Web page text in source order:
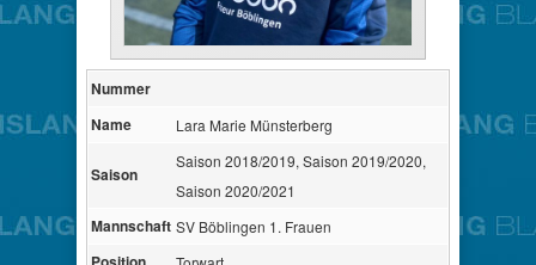
Nummer
Name
Lara Marie Münsterberg
Saison
Saison 2018/2019, Saison 2019/2020,
Saison 2020/2021
Mannschaft SV Böblingen 1. Frauen